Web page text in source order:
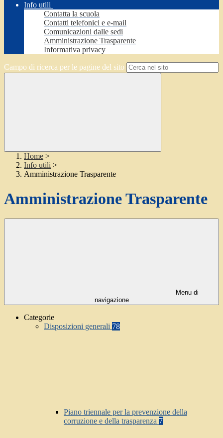
Info utili
Contatta la scuola
Contatti telefonici e e-mail
Comunicazioni dalle sedi
Amministrazione Trasparente
Informativa privacy
Campo di ricerca per le pagine del sito
Home >
Info utili >
Amministrazione Trasparente
Amministrazione Trasparente
Menu di
navigazione
Categorie
Disposizioni generali 78
Piano triennale per la prevenzione della
corruzione e della trasparenza 7